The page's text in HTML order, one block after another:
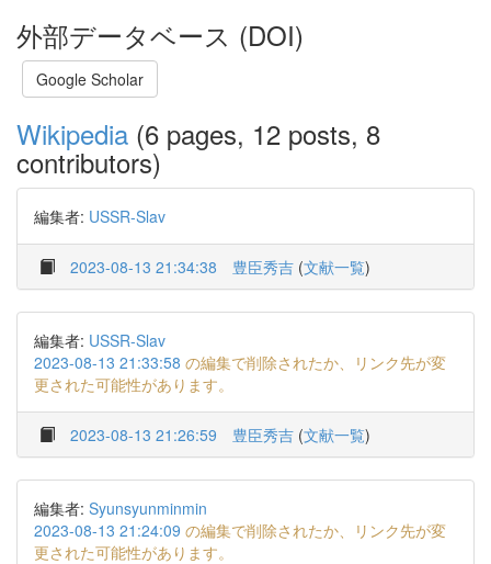
外部データベース (DOI)
Google Scholar
Wikipedia (6 pages, 12 posts, 8
contributors)
編集者: USSR-Slav
2023-08-13 21:34:38 豊臣秀吉 (文献一覧)
編集者: USSR-Slav
2023-08-13 21:33:58 の編集で削除されたか、リンク先が変
更された可能性があります。
2023-08-13 21:26:59 豊臣秀吉 (文献一覧)
編集者: Syunsyunminmin
2023-08-13 21:24:09 の編集で削除されたか、リンク先が変
更された可能性があります。